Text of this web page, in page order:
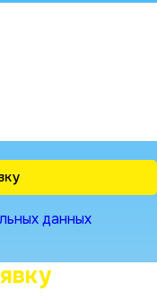
данных